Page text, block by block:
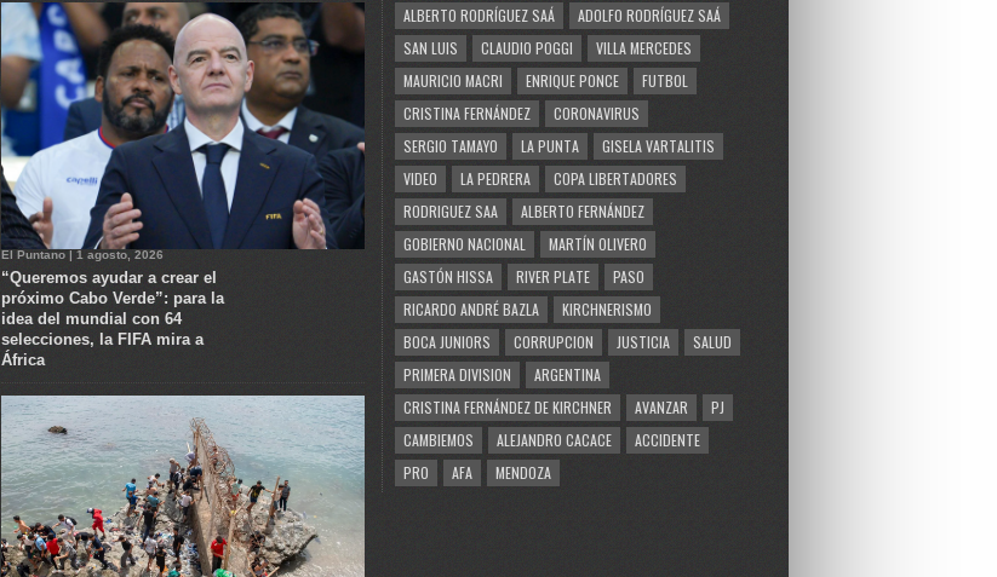
El Puntano | 1 agosto, 2026
“Queremos ayudar a crear el
próximo Cabo Verde”: para la
idea del mundial con 64
selecciones, la FIFA mira a
África
ALBERTO RODRÍGUEZ SAÁ
ADOLFO RODRÍGUEZ SAÁ
SAN LUIS
CLAUDIO POGGI
VILLA MERCEDES
MAURICIO MACRI
ENRIQUE PONCE
FUTBOL
CRISTINA FERNÁNDEZ
CORONAVIRUS
SERGIO TAMAYO
LA PUNTA
GISELA VARTALITIS
VIDEO
LA PEDRERA
COPA LIBERTADORES
RODRIGUEZ SAA
ALBERTO FERNÁNDEZ
GOBIERNO NACIONAL
MARTÍN OLIVERO
GASTÓN HISSA
RIVER PLATE
PASO
RICARDO ANDRÉ BAZLA
KIRCHNERISMO
BOCA JUNIORS
CORRUPCION JUSTICIA
SALUD
PRIMERA DIVISION
ARGENTINA
CRISTINA FERNÁNDEZ DE KIRCHNER
AVANZAR
PJ
CAMBIEMOS
ALEJANDRO CACACE
ACCIDENTE
PRO
AFA MENDOZA